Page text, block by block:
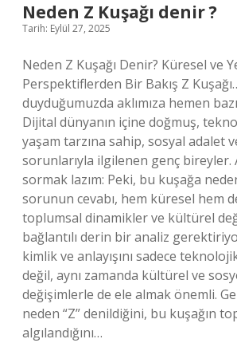
Neden Z Kuşağı denir ?
Tarih: Eylül 27, 2025
Neden Z Kuşağı Denir? Küresel ve
Perspektiflerden Bir Bakış Z
duyduğumuzda aklımıza hemen
Dijital dünyanın içine doğmuş,
yaşam tarzına sahip, sosyal adalet
sorunlarıyla ilgilenen genç bireyler.
sormak lazım: Peki, bu kuşağa
sorunun cevabı, hem küresel hem
toplumsal dinamikler ve kültürel
bağlantılı derin bir analiz
kimlik ve anlayışını sadece
değil, aynı zamanda kültürel ve
değişimlerle de ele almak önemli.
neden “Z” denildiğini, bu kuşağın
algılandığını…